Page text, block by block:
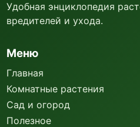
Удобная энциклопедия
вредителей и ухода.
Меню
Главная
Комнатные растения
Сад и огород
Полезное